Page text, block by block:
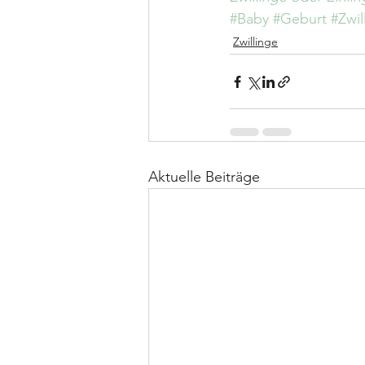
#Baby #Geburt
Zwillinge
Aktuelle Beiträge